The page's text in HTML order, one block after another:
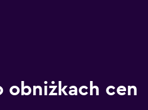
obniżkach cen